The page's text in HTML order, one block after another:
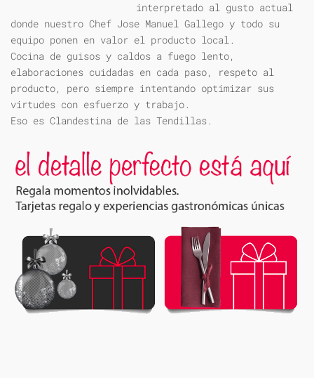
interpretado al gusto actual
donde nuestro Chef Jose Manuel Gallego y todo su
equipo ponen en valor el producto local.
Cocina de guisos y caldos a fuego lento,
elaboraciones cuidadas en cada paso, respeto al
producto, pero siempre intentando optimizar sus
virtudes con esfuerzo y trabajo.
Eso es Clandestina de las Tendillas.